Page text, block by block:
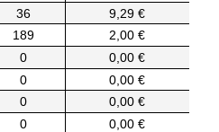
36
9,29 €
189
2,00 €
0
0,00 €
0
0,00 €
0
0,00 €
0
0,00 €